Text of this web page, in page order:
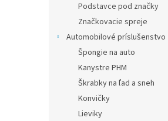
Podstavce pod značky
Značkovacie spreje
Automobilové príslušenstvo
Špongie na auto
Kanystre PHM
Škrabky na ľad a sneh
Konvičky
Lieviky